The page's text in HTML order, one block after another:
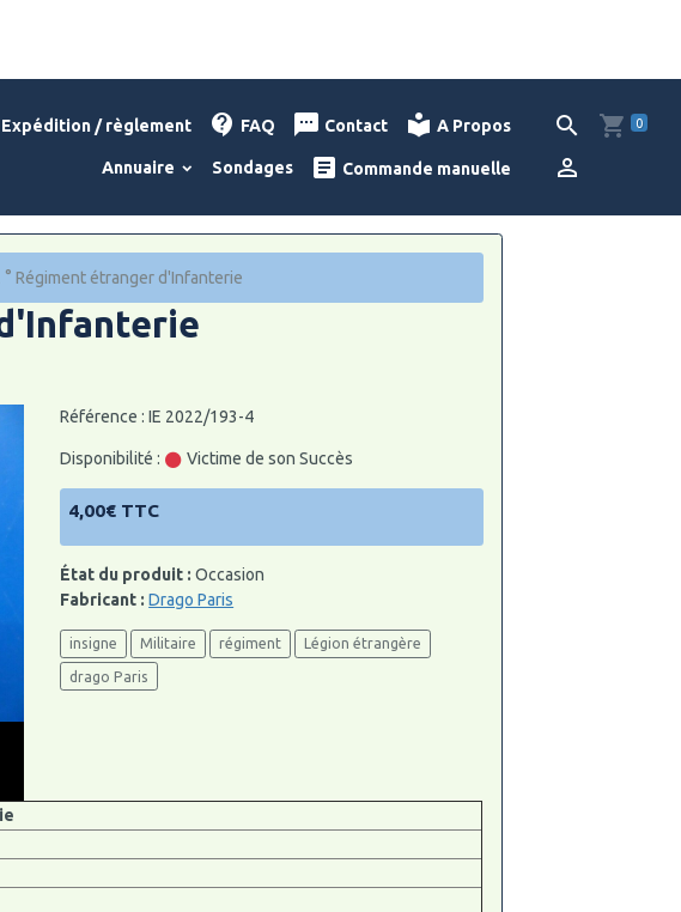
Expédition / règlement FAQ Contact A Propos
Annuaire Sondages Commande manuelle
0
° Régiment étranger d'Infanterie
Référence : IE 2022/193-4
Disponibilité : Victime de son Succès
4,00€ TTC
État du produit : Occasion
Fabricant : Drago Paris
insigne Militaire régiment Légion étrangère
drago Paris